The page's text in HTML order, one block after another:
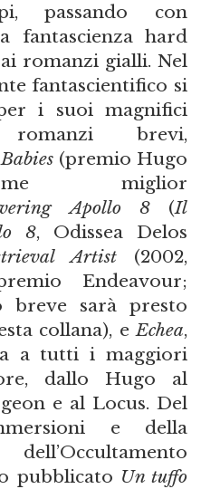
passando con
fantascienza hard
romanzi gialli. Nel
fantascientifico si
i suoi magnifici
brevi,
(premio Hugo
miglior
Apollo 8 (Il
8, Odissea Delos
Artist (2002,
Endeavour;
breve sarà presto
collana), eEchea,
a tutti i maggiori
dallo Hugo al
e al Locus. Del
e della
pubblicato Un tuffo